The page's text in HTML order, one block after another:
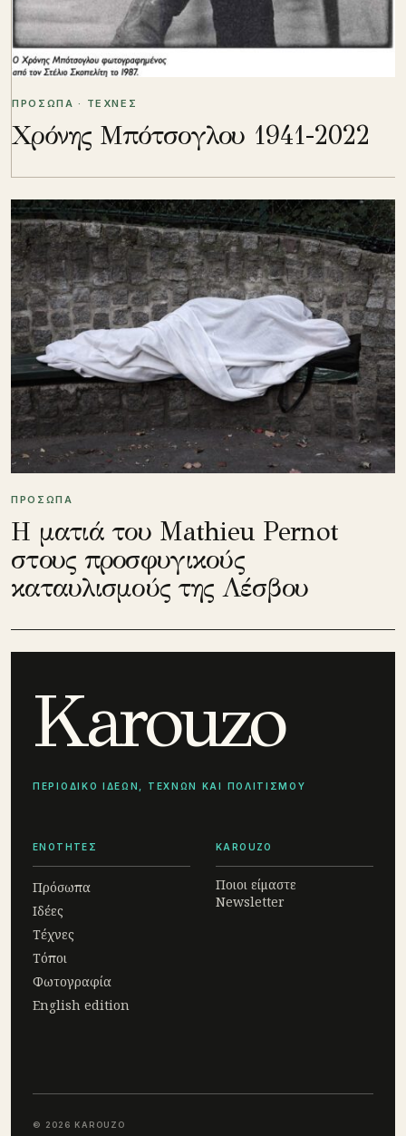
ΠΡΟΣΩΠΑ · ΤΕΧΝΕΣ
Χρόνης Μπότσογλου 1941-2022
ΠΡΟΣΩΠΑ
Η ματιά του Mathieu Pernot
στους προσφυγικούς
καταυλισμούς της Λέσβου
Karouzo
ΠΕΡΙΟΔΙΚΟ ΙΔΕΩΝ, ΤΕΧΝΩΝ ΚΑΙ ΠΟΛΙΤΙΣΜΟΥ
ΕΝΟΤΗΤΕΣ
Πρόσωπα
Ιδέες
Τέχνες
Τόποι
Φωτογραφία
English edition
KAROUZO
Ποιοι είμαστε
Newsletter
© 2026 KAROUZO